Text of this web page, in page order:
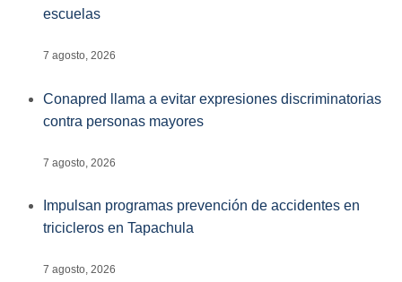
escuelas
7 agosto, 2026
Conapred llama a evitar expresiones discriminatorias
contra personas mayores
7 agosto, 2026
Impulsan programas prevención de accidentes en
tricicleros en Tapachula
7 agosto, 2026